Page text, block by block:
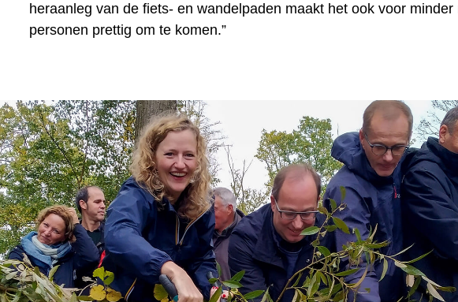
heraanleg van de fiets- en wandelpaden maakt het ook voor minder
personen prettig om te komen.”